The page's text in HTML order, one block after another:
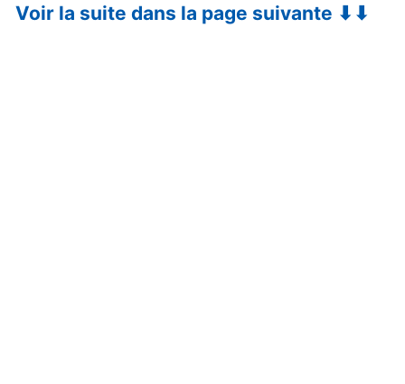
Voir la suite dans la page suivante ⬇⬇